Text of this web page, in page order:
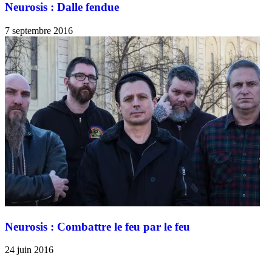
Neurosis : Dalle fendue
7 septembre 2016
Neurosis : Combattre le feu par le feu
24 juin 2016